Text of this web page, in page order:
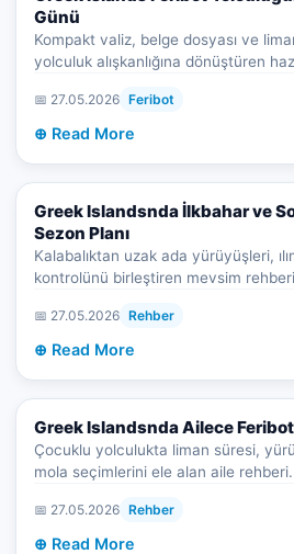
Günü
Kompakt valiz, belge dosyası ve
yolculuk alışkanlığına dönüştüren
📅 27.05.2026 Feribot
⊕ Read More
Greek Islandsnda İlkbahar ve
Sezon Planı
Kalabalıktan uzak ada yürüyüşleri,
kontrolünü birleştiren mevsim
📅 27.05.2026 Rehber
⊕ Read More
Greek Islandsnda Ailece
Çocuklu yolculukta liman süresi,
mola seçimlerini ele alan aile rehberi.
📅 27.05.2026 Rehber
⊕ Read More